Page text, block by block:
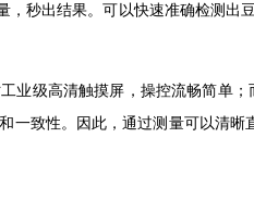
，秒出结果。可以快速准确检测出
业级高清触摸屏，操控流畅简单
一致性。因此，通过测量可以清